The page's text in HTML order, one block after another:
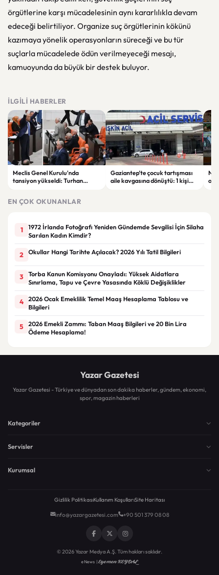
örgütlerine karşı mücadelesinin aynı kararlılıkla devam
edeceği belirtiliyor. Organize suç örgütlerinin kökünü
kazımaya yönelik operasyonların süreceği ve bu tür
suçlarla mücadelede ödün verilmeyeceği mesajı,
kamuoyunda da büyük bir destek buluyor.
İLGILI HABERLER
Meclis Genel Kurulu'nda
tansiyon yükseldi: Turhan
Gaziantep’te çocuk tartışması
aile kavgasına dönüştü: 1 kişi
EN ÇOK OKUNANLAR
1
1972 İrlanda Fotoğrafı Yeniden Gündemde Sevgilisi İçin Silaha
Sarılan Kadın Kimdir?
2 Okullar Hangi Tarihte Açılacak? 2026 Yılı Tatil Bilgileri
3
Torba Kanun Komisyonu Onayladı: Yüksek Aidatlara
Sınırlama, Tapu ve Çevre Yasasında Köklü Değişiklikler
4
2026 Ocak Emeklilik Temel Maaş Hesaplama Tablosu ve
Bilgileri
5
2026 Emekli Zammı: Taban Maaş Bilgileri ve 20 Bin Lira
Ödeme Hesaplama!
Yazar Gazetesi
Yazar Gazetesi - Türkiye ve dünyadan son dakika haberler, gündem, ekonomi,
spor, magazin haberleri
Kategoriler
Servisler
Kurumsal
Gizlilik PolitikasıKullanım KoşullarıSite Haritası
info@yazargazetesi.com +90 501 379 08 08
© 2026 Yazar Medya A.Ş. Tüm hakları saklıdır.
eNews |Egemen KEYDAL